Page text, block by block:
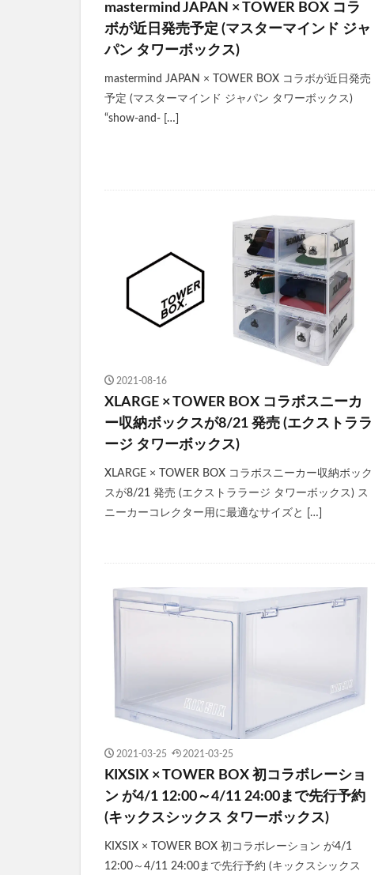
mastermind JAPAN × TOWER BOX コラ
ボが近日発売予定 (マスターマインド ジャ
パン タワーボックス)
mastermind JAPAN × TOWER BOX コラボが近日発売
予定 (マスターマインド ジャパン タワーボックス)
“show-and- […]
2021-08-16
XLARGE × TOWER BOX コラボスニーカ
ー収納ボックスが8/21 発売 (エクストララ
ージ タワーボックス)
XLARGE × TOWER BOX コラボスニーカー収納ボック
スが8/21 発売 (エクストララージ タワーボックス) ス
ニーカーコレクター用に最適なサイズと […]
2021-03-25 2021-03-25
KIXSIX × TOWER BOX 初コラボレーショ
ン が4/1 12:00～4/11 24:00まで先行予約
(キックスシックス タワーボックス)
KIXSIX × TOWER BOX 初コラボレーション が4/1
12:00～4/11 24:00まで先行予約 (キックスシックス